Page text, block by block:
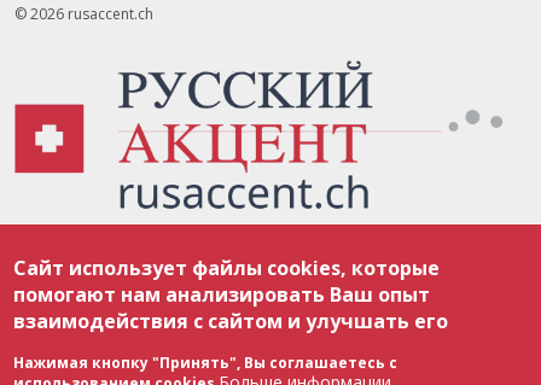
© 2026 rusaccent.ch
соответствии с законодательством Швейцарии об авторском праве и
международными соглашениями. Полное или частичное использование
материалов возможно только с разрешения редакции. В случае полного
или частичного воспроизведения материалов сайта rusaccent.ch,
ОБЯЗАТЕЛЬНА АКТИВНАЯ ГИПЕРССЫЛКА на конкретный заимствованный
текст. Фотоизображения, размещенные редакцией rusaccent.ch, являются
ее исключительной собственностью. Полное или частичное
Сайт использует файлы cookies, которые
помогают нам анализировать Ваш опыт
взаимодействия с сайтом и улучшать его
Нажимая кнопку "Принять", Вы соглашаетесь с